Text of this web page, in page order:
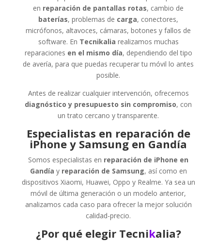
en reparación de pantallas rotas, cambio de
baterías, problemas de carga, conectores,
micrófonos, altavoces, cámaras, botones y fallos de
software. En Tecnikalia realizamos muchas
reparaciones en el mismo día, dependiendo del tipo
de avería, para que puedas recuperar tu móvil lo antes
posible.
Antes de realizar cualquier intervención, ofrecemos
diagnóstico y presupuesto sin compromiso, con
un trato cercano y transparente.
Especialistas en reparación de
iPhone y Samsung en Gandía
Somos especialistas en reparación de iPhone en
Gandía y reparación de Samsung, así como en
dispositivos Xiaomi, Huawei, Oppo y Realme. Ya sea un
móvil de última generación o un modelo anterior,
analizamos cada caso para ofrecer la mejor solución
calidad-precio.
¿Por qué elegir Tecnikalia?